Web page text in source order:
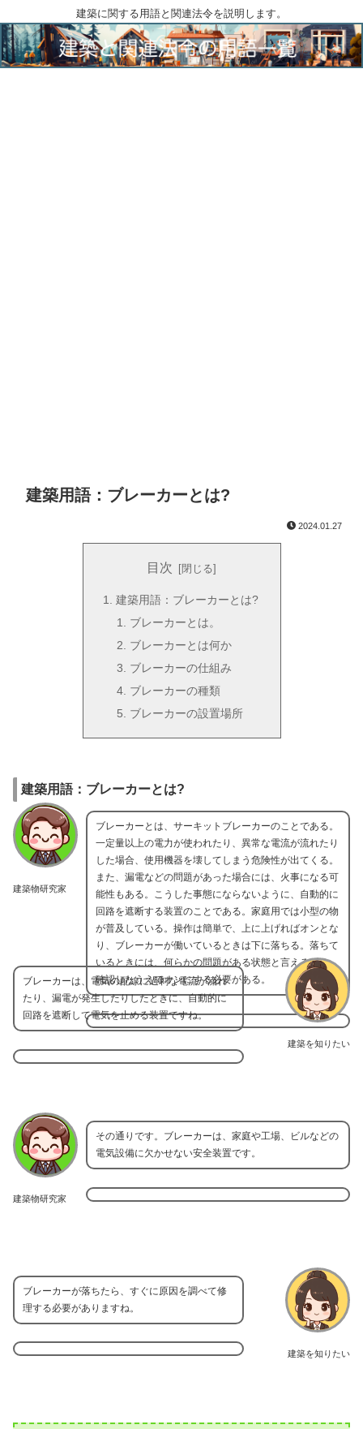
建築に関する用語と関連法令を説明します。
建築用語：ブレーカーとは?
2024.01.27
目次
建築用語：ブレーカーとは?
ブレーカーとは。
ブレーカーとは何か
ブレーカーの仕組み
ブレーカーの種類
ブレーカーの設置場所
建築用語：ブレーカーとは?
建築物研究家
ブレーカーとは、サーキットブレーカーのことである。
一定量以上の電力が使われたり、異常な電流が流れたり
した場合、使用機器を壊してしまう危険性が出てくる。
また、漏電などの問題があった場合には、火事になる可
能性もある。こうした事態にならないように、自動的に
回路を遮断する装置のことである。家庭用では小型の物
が普及している。操作は簡単で、上に上げればオンとな
り、ブレーカーが働いているときは下に落ちる。落ちて
いるときには、何らかの問題がある状態と言えるため、
確認したうえでオンにする必要がある。
建築を知りたい
ブレーカーは、電気の配線に過剰な電流が流れ
たり、漏電が発生したりしたときに、自動的に
回路を遮断して電気を止める装置ですね。
建築物研究家
その通りです。ブレーカーは、家庭や工場、ビルなどの
電気設備に欠かせない安全装置です。
建築を知りたい
ブレーカーが落ちたら、すぐに原因を調べて修
理する必要がありますね。